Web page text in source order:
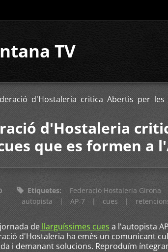
TV
d'Hostaleria critica Abertis per
d'Hostaleria
que es formen a
Etiquetes: Federació Hostaleria Girona
autopista
| AP-7 | cues |
de llarguíssimes cues a l'autopista
d'Hostaleria ha emès un comunicant
i demanant solucions. Reproduïm